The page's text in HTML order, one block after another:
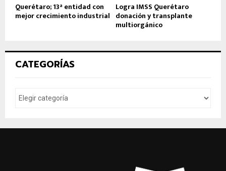
Querétaro; 13ª entidad con
mejor crecimiento industrial
Logra IMSS Querétaro
donación y transplante
multiorgánico
CATEGORÍAS